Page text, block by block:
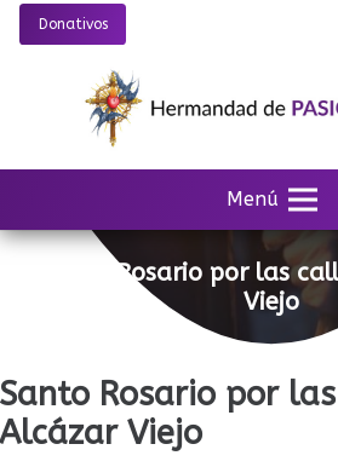
Donativos
Menú
Santo Rosario por las
Viejo
Santo Rosario por
Alcázar Viejo